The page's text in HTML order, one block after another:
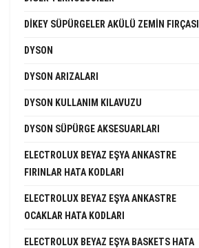
DIKEY SÜPÜRGELER AKÜLÜ ZEMIN FIRÇASI
DYSON
DYSON ARIZALARI
DYSON KULLANIM KILAVUZU
DYSON SÜPÜRGE AKSESUARLARI
ELECTROLUX BEYAZ EŞYA ANKASTRE
FIRINLAR HATA KODLARI
ELECTROLUX BEYAZ EŞYA ANKASTRE
OCAKLAR HATA KODLARI
ELECTROLUX BEYAZ EŞYA BASKETS HATA